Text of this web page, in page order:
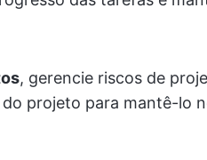
, gerencie riscos de
projeto para mantê-lo